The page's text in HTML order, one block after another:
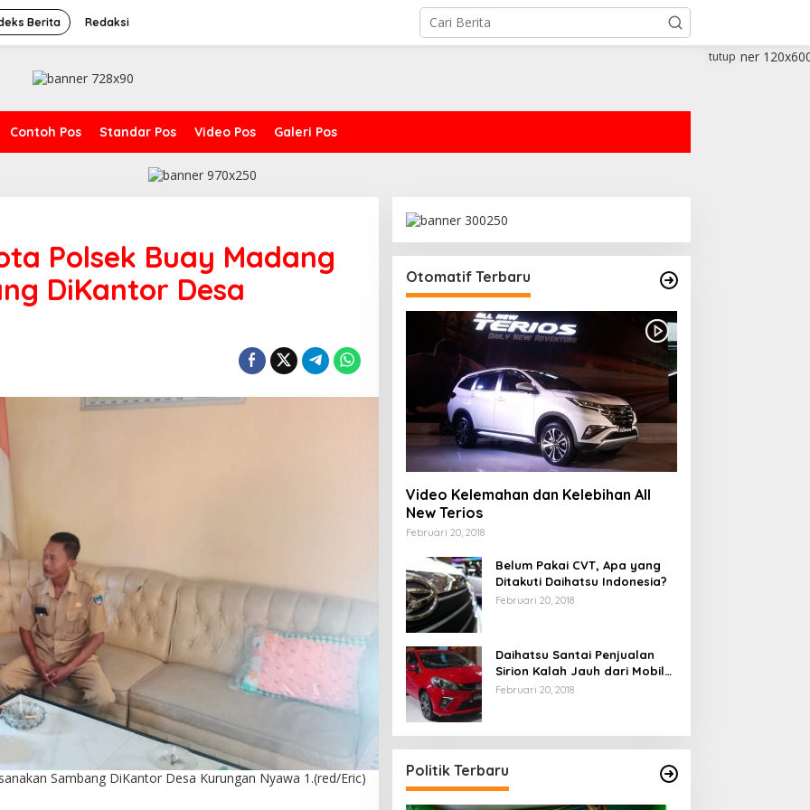
Berita Redaksi
Contoh Pos Standar Pos Video Pos Galeri Pos
tutup
Polsek Buay Madang
DiKantor Desa
Sambang DiKantor Desa Kurungan Nyawa 1.(red/Eric)
Otomatif Terbaru
Video Kelemahan dan Kelebihan All
New Terios
Februari 20, 2018
Belum Pakai CVT, Apa yang
Ditakuti Daihatsu Indonesia?
Februari 20, 2018
Daihatsu Santai Penjualan
Sirion Kalah Jauh dari Mobil
LCGC
Februari 20, 2018
Politik Terbaru